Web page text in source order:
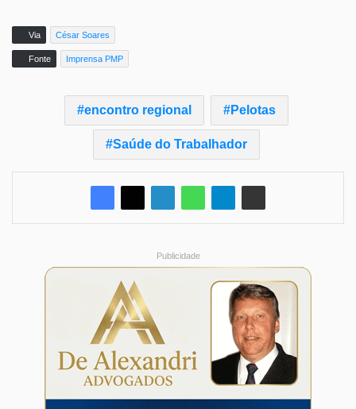
Via César Soares
Fonte Imprensa PMP
encontro regional Pelotas
Saúde do Trabalhador
Publicidade